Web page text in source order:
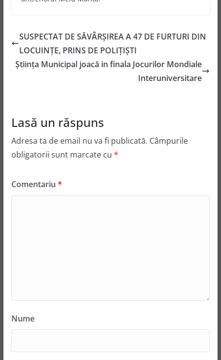
SUSPECTAT DE SĂVÂRŞIREA A 47 DE FURTURI DIN
LOCUINŢE, PRINS DE POLIŢIŞTI
Ştiinţa Municipal joacă in finala Jocurilor Mondiale
Interuniversitare
Lasă un răspuns
Adresa ta de email nu va fi publicată. Câmpurile
obligatorii sunt marcate cu *
Comentariu *
Nume